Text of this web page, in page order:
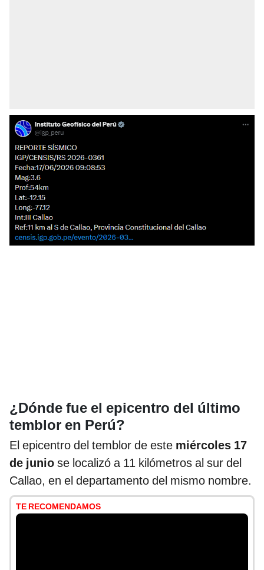
¿Dónde fue el epicentro del último
temblor en Perú?
El epicentro del temblor de este miércoles 17
de junio se localizó a 11 kilómetros al sur del
Callao, en el departamento del mismo nombre.
TE RECOMENDAMOS